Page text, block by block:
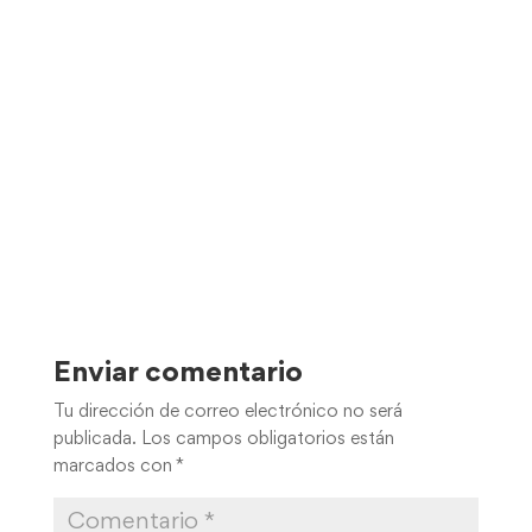
Enviar comentario
Tu dirección de correo electrónico no será
publicada. Los campos obligatorios están
marcados con *